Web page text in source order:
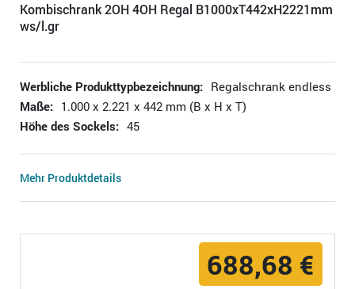
Kombischrank 2OH 4OH Regal B1000xT442xH2221mm
ws/l.gr
Werbliche Produkttypbezeichnung: Regalschrank endless
Maße: 1.000 x 2.221 x 442 mm (B x H x T)
Höhe des Sockels: 45
Mehr Produktdetails
688,68 €